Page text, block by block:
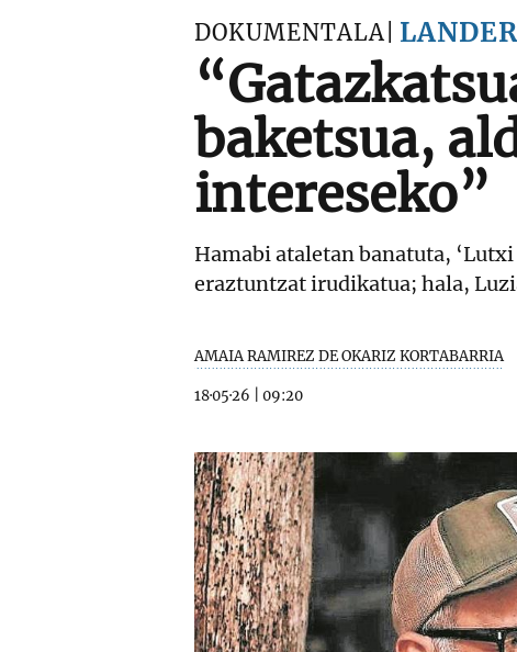
DOKUMENTALA
baketsua,
intereseko”
Hamabi ataletan banatuta,
eraztuntzat irudikatua; hala,
AMAIA RAMIREZ DE OKARIZ KORTABARRIA
18·05·26 09:20